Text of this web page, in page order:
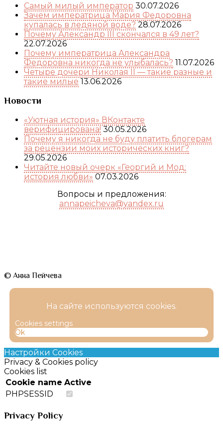
Самый милый император 30.07.2026
Зачем императрица Мария Федоровна
купалась в ледяной воде? 28.07.2026
Почему Александр III скончался в 49 лет?
22.07.2026
Почему императрица Александра
Федоровна никогда не улыбалась? 11.07.2026
Четыре дочери Николая II — такие разные и
такие милые 13.06.2026
Новости
«Уютная история» ВКонтакте
верифицирована! 30.05.2026
Почему я никогда не буду платить блогерам
за рецензии моих исторических книг?
29.05.2026
Читайте новый очерк «Георгий и Мод:
история любви» 07.03.2026
Вопросы и предложения:
annapeicheva@yandex.ru
© Анна Пейчева
На сайте используются cookies.
Cookies settings
Ok
Настройки Cookies
Privacy & Cookies policy
Cookies list
Cookie name Active
PHPSESSID
Privacy Policy